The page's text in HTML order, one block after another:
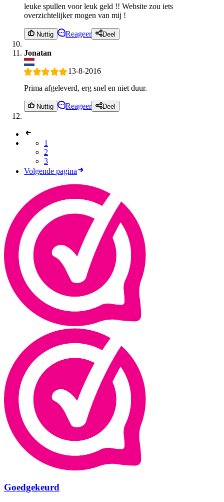
leuke spullen voor leuk geld !! Website zou iets
overzichtelijker mogen van mij !
Nuttig Reageer Deel
Jonatan
13-8-2016
Prima afgeleverd, erg snel en niet duur.
Nuttig Reageer Deel
1
2
3
Volgende pagina
Goedgekeurd